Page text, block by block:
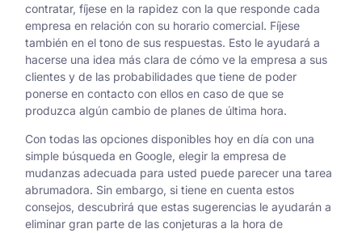
contratar, fíjese en la rapidez con la que responde cada
empresa en relación con su horario comercial. Fíjese
también en el tono de sus respuestas. Esto le ayudará a
hacerse una idea más clara de cómo ve la empresa a sus
clientes y de las probabilidades que tiene de poder
ponerse en contacto con ellos en caso de que se
produzca algún cambio de planes de última hora.
Con todas las opciones disponibles hoy en día con una
simple búsqueda en Google, elegir la empresa de
mudanzas adecuada para usted puede parecer una tarea
abrumadora. Sin embargo, si tiene en cuenta estos
consejos, descubrirá que estas sugerencias le ayudarán a
eliminar gran parte de las conjeturas a la hora de